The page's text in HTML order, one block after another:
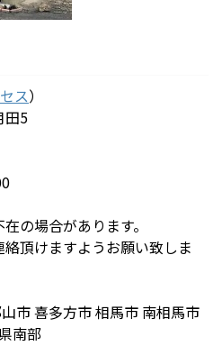
ス）
田5
の場合があります。
頂けますようお願い致しま
市 喜多方市 相馬市 南相馬市
南部